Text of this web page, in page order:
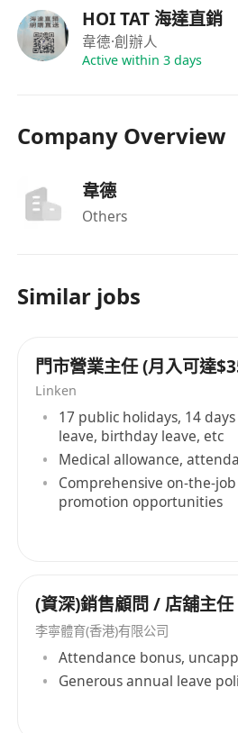
度，能於目標壓力下帶領團
熟練操作Microsoft Office
備基本財務分析及數據解讀
業績獎金及年度花紅，按
合評核；
靈活上班安排，支援核心
班時間，部分職能可申請
訓課程、外部專業認證資
HOI TAT 海達直銷
韋德·創辦人
Active within 3 days
Company Overview
韋德
Others
Similar jobs
門市營業主任 (月入可達
Linken
17 public holidays, 14
leave, birthday leave, etc
Medical allowance,
Comprehensive on-the-
promotion opportunities
(資深)銷售顧問 / 店舖主任
李寧體育(香港)有限公司
Attendance bonus,
Generous annual leave